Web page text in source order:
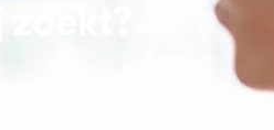
alle vol- en
Vraag een